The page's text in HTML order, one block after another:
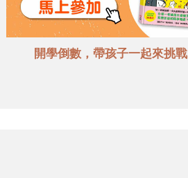
開學倒數，帶孩子一起來挑戰